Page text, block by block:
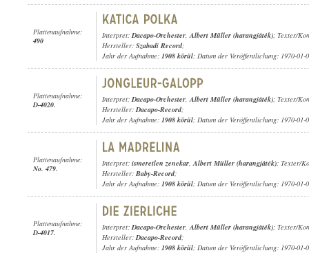
Plattenaufnahme:
490
Interpret:Dacapo-Orchester,Albert Müller (harangjáték); Texter/
Hersteller: Szabadi Record;
Jahr der Aufnahme: 1908 körül; Datum der Veröffentlichung: 1970-01-
Plattenaufnahme:
D-4020.
Interpret:Dacapo-Orchester,Albert Müller (harangjáték); Texter/
Hersteller:Dacapo-Record;
Jahr der Aufnahme: 1908 körül; Datum der Veröffentlichung: 1970-01-
Plattenaufnahme:
No. 479.
Interpret: ismeretlen zenekar,Albert Müller (harangjáték); Texter/
Hersteller: Baby-Record;
Jahr der Aufnahme: 1908 körül; Datum der Veröffentlichung: 1970-01-
Plattenaufnahme:
D-4017.
Interpret:Dacapo-Orchester,Albert Müller (harangjáték); Texter/
Hersteller:Dacapo-Record;
Jahr der Aufnahme: 1908 körül; Datum der Veröffentlichung: 1970-01-